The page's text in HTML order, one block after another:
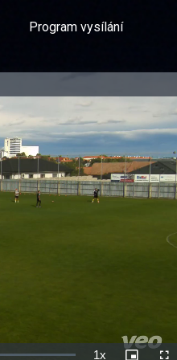
Program vysílání
1x